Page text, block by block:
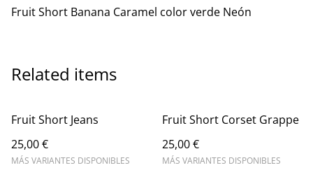
Fruit Short Banana Caramel color verde Neón
Related items
Fruit Short Jeans
25,00 €
MÁS VARIANTES DISPONIBLES
Fruit Short Corset Grappe
25,00 €
MÁS VARIANTES DISPONIBLES